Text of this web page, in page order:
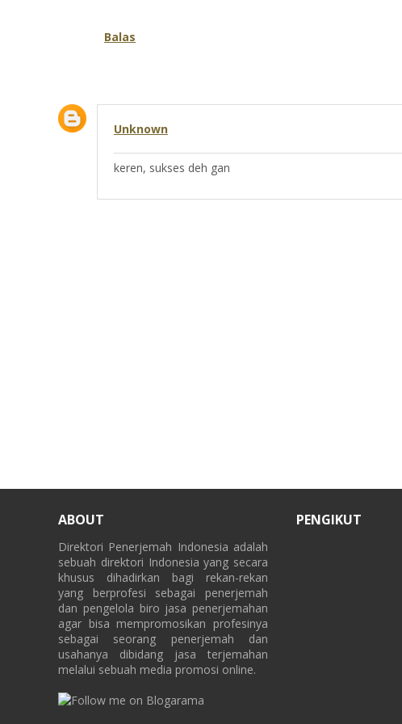
Balas
Unknown
keren, sukses deh gan
ABOUT
Direktori Penerjemah Indonesia adalah
sebuah direktori Indonesia yang secara
khusus dihadirkan bagi rekan-rekan
yang berprofesi sebagai penerjemah
dan pengelola biro jasa penerjemahan
agar bisa mempromosikan profesinya
sebagai seorang penerjemah dan
usahanya dibidang jasa terjemahan
melalui sebuah media promosi online.
PENGIKUT